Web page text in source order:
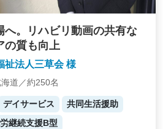
へ。リハビリ動画の共有な
の質も向上
祉法人三草会 様
道／約250名
デイサービス
共同生活援助
継続支援B型